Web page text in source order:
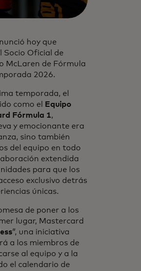
hoy que
Socio Oficial de
McLaren de Fórmula
2026.
temporada, el
como el
Equipo
Fórmula 1,
y emocionante era
sino también
del equipo en todo
extendida
para que los
exclusivo detrás
únicas.
de poner a los
lugar, Mastercard
”, una iniciativa
a los miembros de
al equipo y a la
el calendario de